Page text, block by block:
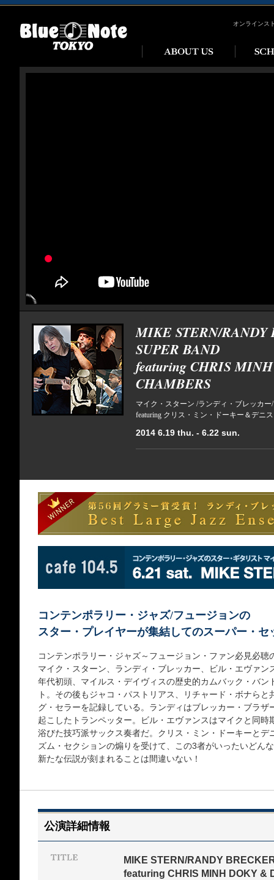
オンラインス
MIKE STERN/
SUPER BAND
featuring CHRIS
CHAMBERS
マイク・スターン /ランディ・ブレッカ
featuring クリス・ミン・ドーキー＆デニ
2014 6.19 thu. - 6.22 sun.
コンテンポラリー・ジャズ/フュージョンの
スター・プレイヤーが集結してのスーパー・セ
コンテンポラリー・ジャズ～フュージョン・ファン必見必
マイク・スターン、ランディ・ブレッカー、ビル・エヴァン
年代初頭、マイルス・デイヴィスの歴史的カムバック・バ
ト。その後もジャコ・パストリアス、リチャード・ボナら
グ・セラーを記録している。ランディはブレッカー・ブラ
起こしたトランペッター。ビル・エヴァンスはマイクと同
浴びた技巧派サックス奏者だ。クリス・ミン・ドーキーと
ズム・セクションの煽りを受けて、この3者がいったいどん
新たな伝説が刻まれることは間違いない！
公演詳細情報
MIKE STERN/RANDY
featuring CHRIS MINH DOKY &